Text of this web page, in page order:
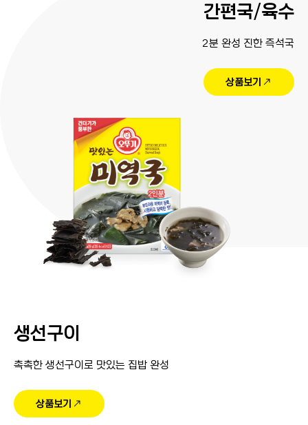
간편국/육수
2분 완성 진한 즉석국
상품보기
생선구이
촉촉한 생선구이로 맛있는 집밥 완성
상품보기